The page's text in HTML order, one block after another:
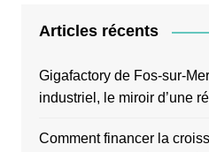
Articles récents
Gigafactory de Fos-sur-
industriel, le miroir d’une
Comment financer la